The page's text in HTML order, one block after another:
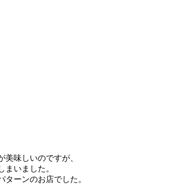
美味しいのですが、
いました。
ーンのお店でした。